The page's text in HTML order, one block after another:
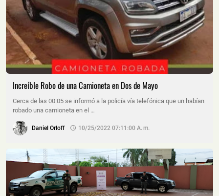
Increíble Robo de una Camioneta en Dos de Mayo
Cerca de las 00:05 se informó a la policía vía telefónica que un habían
robado una camioneta en el …
Daniel Orloff 10/25/2022 07:11:00 A. M.